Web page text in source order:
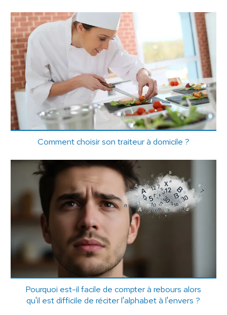
Comment choisir son traiteur à domicile ?
Pourquoi est-il facile de compter à rebours alors
qu'il est difficile de réciter l'alphabet à l'envers ?